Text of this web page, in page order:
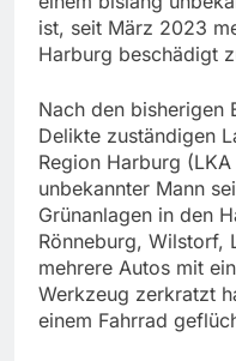
ist, seit März 2023
Harburg beschädigt
Nach den bisherigen
Delikte zuständigen
Region Harburg
unbekannter Mann
Grünanlagen in den
Rönneburg, Wilstorf,
mehrere Autos mit
Werkzeug zerkratzt
einem Fahrrad